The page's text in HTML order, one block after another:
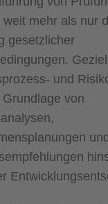
weit mehr als nur
gesetzlicher
und
von